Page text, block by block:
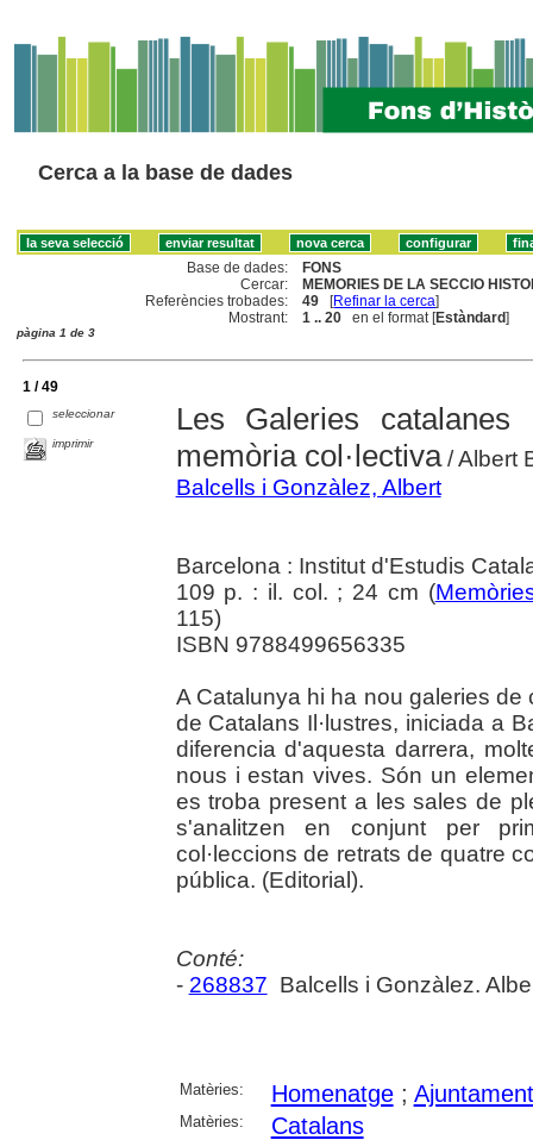
Cerca a la base de dades
Base de dades:
FONS
Cercar:
MEMORIES DE LA SECCIO
Referències trobades:
49 [Refinar la cerca]
Mostrant:
1 .. 20 en el format [Estàndard]
pàgina 1 de 3
1 / 49
seleccionar
imprimir
Les Galeries
memòria col·lectiva/ Albert
Balcells i Gonzàlez, Albert
Barcelona : Institut d'Estudis
109 p. : il. col. ; 24 cm (
115)
ISBN 9788499656335
A Catalunya hi ha nou galeries de
de Catalans Il·lustres, iniciada a
diferencia d'aquesta darrera,
nous i estan vives. Són un
es troba present a les sales de
s'analitzen en conjunt per
col·leccions de retrats de quatre
pública. (Editorial).
Conté:
- 268837 Balcells i Gonzàlez.
Matèries: Homenatge; Ajuntament
Matèries: Catalans